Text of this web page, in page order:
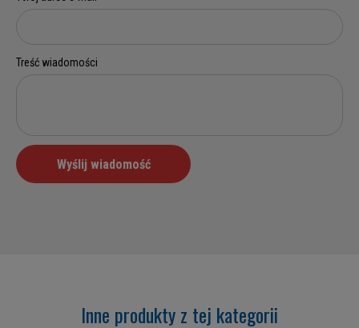
Inne produkty z tej kategorii